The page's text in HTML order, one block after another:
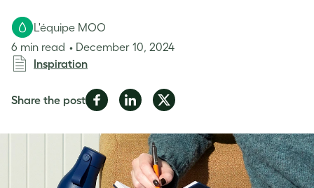
L'équipe MOO
6 min read
December 10, 2024
Inspiration
Share the postShare
Facebook
Share
LinkedIn
Share
Twitter